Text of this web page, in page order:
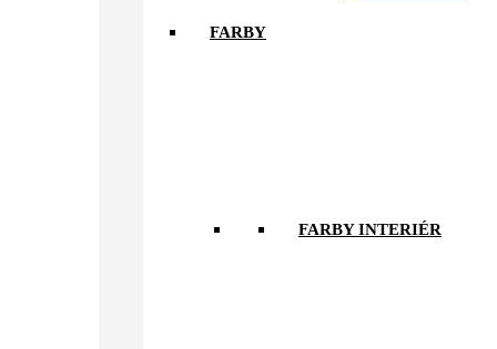
FARBY
FARBY INTERIÉR